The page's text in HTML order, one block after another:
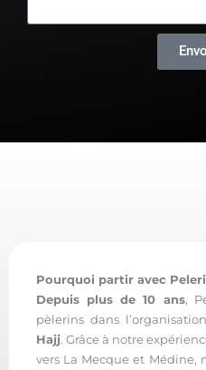
Pourquoi partir avec
Depuis plus de 10 ans,
pèlerins dans
Hajj. Grâce à notre
vers La Mecque et Médine,